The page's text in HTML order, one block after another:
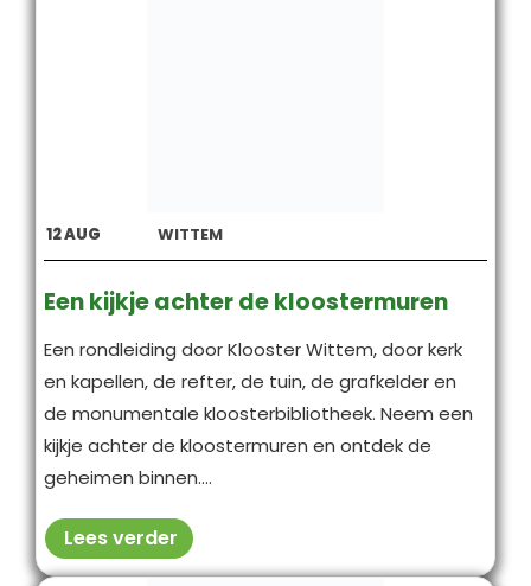
12AUG WITTEM
Een kijkje achter de kloostermuren
Een rondleiding door Klooster Wittem, door kerk
en kapellen, de refter, de tuin, de grafkelder en
de monumentale kloosterbibliotheek. Neem een
kijkje achter de kloostermuren en ontdek de
geheimen binnen....
Lees verder